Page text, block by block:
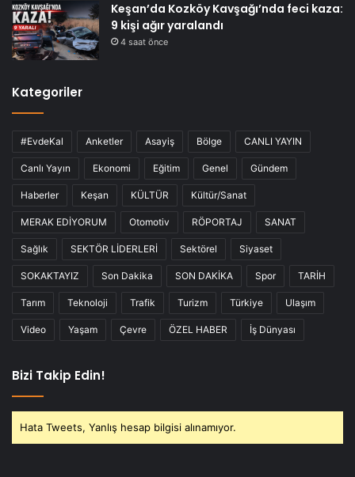
Keşan’da Kozköy Kavşağı’nda feci kaza:
9 kişi ağır yaralandı
4 saat önce
Kategoriler
#EvdeKal Anketler Asayiş Bölge CANLI YAYIN
Canlı Yayın Ekonomi Eğitim Genel Gündem
Haberler Keşan KÜLTÜR Kültür/Sanat
MERAK EDİYORUM Otomotiv RÖPORTAJ SANAT
Sağlık SEKTÖR LİDERLERİ Sektörel Siyaset
SOKAKTAYIZ Son Dakika SON DAKİKA Spor TARİH
Tarım Teknoloji Trafik Turizm Türkiye Ulaşım
Video Yaşam Çevre ÖZEL HABER İş Dünyası
Bizi Takip Edin!
Hata Tweets, Yanlış hesap bilgisi alınamıyor.